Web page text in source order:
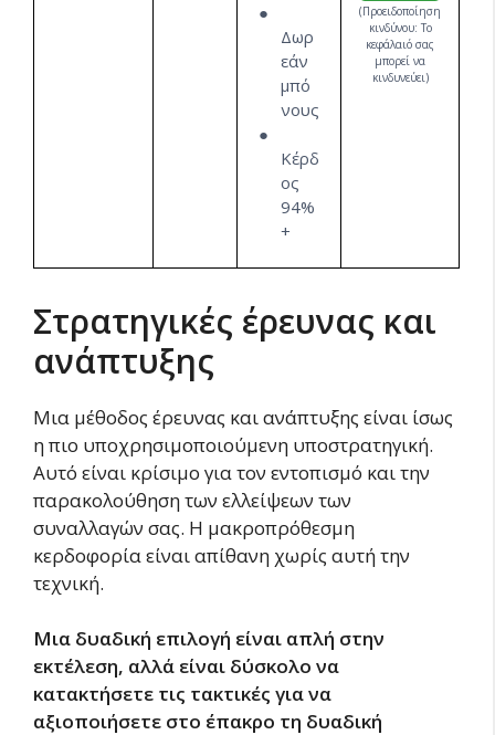
Δωρ
εάν
μπό
νους
Κέρδ
ος
94%
+
(Προειδοποίηση
κινδύνου: Το
κεφάλαιό σας
μπορεί να
κινδυνεύει)
Στρατηγικές έρευνας και
ανάπτυξης
Μια μέθοδος έρευνας και ανάπτυξης είναι ίσως
η πιο υποχρησιμοποιούμενη υποστρατηγική.
Αυτό είναι κρίσιμο για τον εντοπισμό και την
παρακολούθηση των ελλείψεων των
συναλλαγών σας. Η μακροπρόθεσμη
κερδοφορία είναι απίθανη χωρίς αυτή την
τεχνική.
Μια δυαδική επιλογή είναι απλή στην
εκτέλεση, αλλά είναι δύσκολο να
κατακτήσετε τις τακτικές για να
αξιοποιήσετε στο έπακρο τη δυαδική